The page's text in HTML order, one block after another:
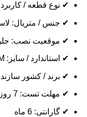
✔ نوع قطعه /
✔ جنس / متریال:
✔ موقعیت نصب:
✔ استاندارد / سایز: OEM
✔ برند / کشور
✔ مهلت تست: 7 روز
✔ گارانتی: 6 ماه